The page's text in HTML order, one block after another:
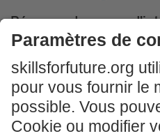
Réservez des cours
PARTICIPER